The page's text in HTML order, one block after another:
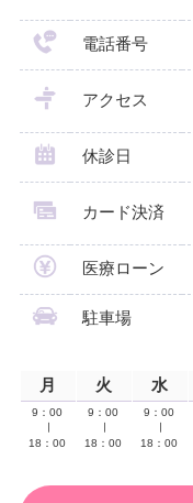
電話番号
アクセス
休診日
カード決済
医療ローン
駐車場
月 火 水
9：00
18：00
9：00
18：00
9：00
18：00